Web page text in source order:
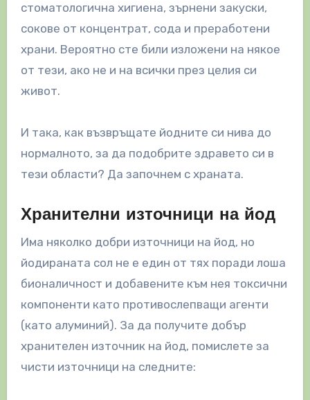
стоматологична хигиена, зърнени закуски,
сокове от концентрат, сода и преработени
храни. Вероятно сте били изложени на някое
от тези, ако не и на всички през целия си
живот.
И така, как възвръщате йодните си нива до
нормалното, за да подобрите здравето си в
тези области? Да започнем с храната.
Хранителни източници на йод
Има няколко добри източници на йод, но
йодираната сол не е един от тях поради лоша
бионаличност и добавените към нея токсични
компоненти като противослепващи агенти
(като алуминий). За да получите добър
хранителен източник на йод, помислете за
чисти източници на следните: